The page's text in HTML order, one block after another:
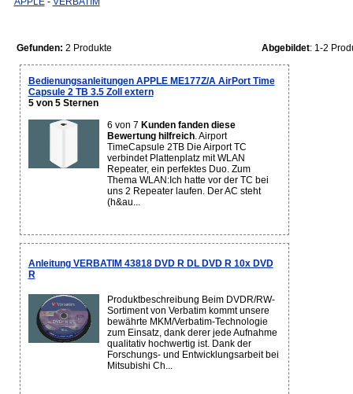
Gefunden: 2 Produkte Abgebildet: 1-2
Bedienungsanleitungen APPLE ME177Z/A AirPort Time
Capsule 2 TB 3.5 Zoll extern
5 von 5 Sternen
6 von 7 Kunden fanden diese
Bewertung hilfreich. Airport
TimeCapsule 2TB Die Airport TC
verbindet Plattenplatz mit WLAN
Repeater, ein perfektes Duo. Zum
Thema WLAN:Ich hatte vor der TC bei
uns 2 Repeater laufen. Der AC steht
(h&au...
Anleitung VERBATIM 43818 DVD R DL DVD R 10x DVD
R
Produktbeschreibung Beim DVDR/RW-
Sortiment von Verbatim kommt unsere
bewährte MKM/Verbatim-Technologie
zum Einsatz, dank derer jede Aufnahme
qualitativ hochwertig ist. Dank der
Forschungs- und Entwicklungsarbeit bei
Mitsubishi Ch...